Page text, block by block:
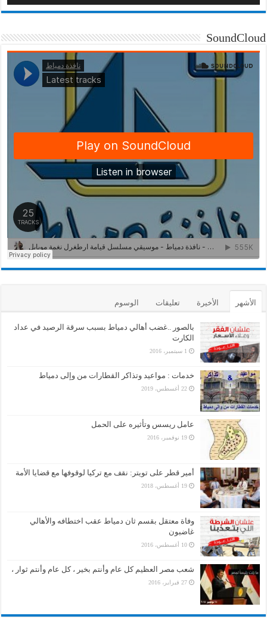
SoundCloud
الأشهر الأخيرة تعليقات الوسوم
بالصور ..غضب أهالي دمياط بسبب سرقة الرصيد في عداد
الكارت
1 سبتمبر، 2016
خدمات : مواعيد وتذاكر القطارات من وإلى دمياط
22 أغسطس، 2019
عامل ريسس وتأثيره على الحمل
19 نوفمبر، 2016
أمير قطر على تويتر: نقف مع تركيا لوقوفها مع قضايا الأمة
19 أغسطس، 2018
وفاة معتقل بقسم ثان دمياط عقب اختطافه والأهالي
غاضبون
10 أغسطس، 2016
شعب مصر العظيم كل عام وأنتم بخير ، كل عام وأنتم ثوار ،
27 فبراير، 2016